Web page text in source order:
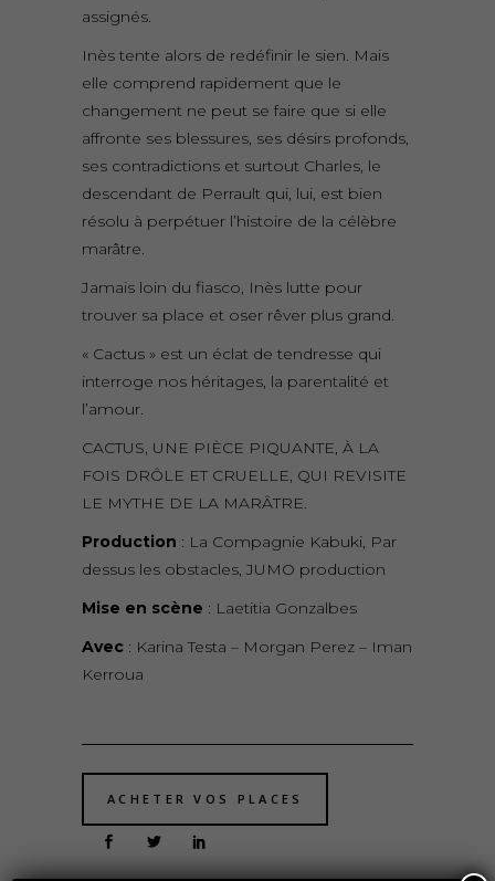
assignés.
Inès tente alors de redéfinir le sien. Mais
elle comprend rapidement que le
changement ne peut se faire que si elle
affronte ses blessures, ses désirs profonds,
ses contradictions et surtout Charles, le
descendant de Perrault qui, lui, est bien
résolu à perpétuer l’histoire de la célèbre
marâtre.
Jamais loin du fiasco, Inès lutte pour
trouver sa place et oser rêver plus grand.
« Cactus » est un éclat de tendresse qui
interroge nos héritages, la parentalité et
l’amour.
CACTUS, UNE PIÈCE PIQUANTE, À LA
FOIS DRÔLE ET CRUELLE, QUI REVISITE
LE MYTHE DE LA MARÂTRE.
Production : La Compagnie Kabuki, Par
dessus les obstacles, JUMO production
Mise en scène : Laetitia Gonzalbes
Avec : Karina Testa – Morgan Perez – Iman
Kerroua
ACHETER VOS PLACES